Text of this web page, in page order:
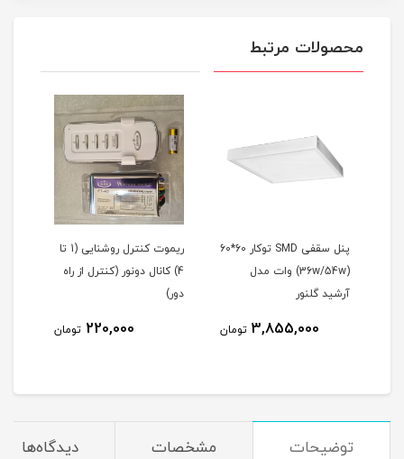
محصولات مرتبط
پنل سقفی SMD توکار 60*60
(36w/54w) وات مدل
آرشید گلنور
3,855,000 تومان
ریموت کنترل روشنایی (1 تا
4) کانال دونور (کنترل از راه
دور)
220,000 تومان
توضیحات مشخصات دیدگاه‌ها